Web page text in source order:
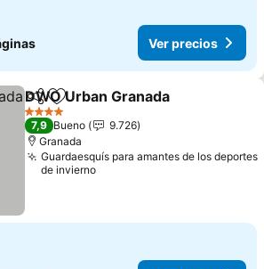
Ver precios
CompartirAgregar a favoritos
DWO Urban Granada
4 Estrellas
7,9 Bueno
9.726
Granada
Guardaesquís para amantes de los deportes
de invierno